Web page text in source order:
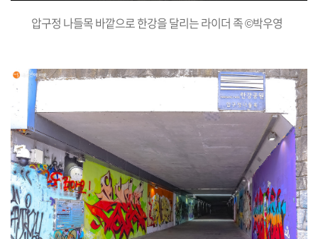
압구정 나들목 바깥으로 한강을 달리는 라이더 족 ©박우영